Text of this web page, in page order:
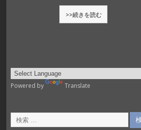
>>続きを読む
Powered by Translate